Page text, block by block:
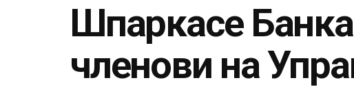
Шпаркасе
членови на